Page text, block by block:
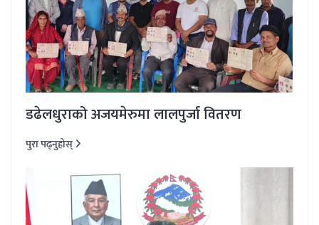
डढेलधुराको अजयमेरुमा लालपुर्जा वितरण
पुरा पढ्नुहोस्